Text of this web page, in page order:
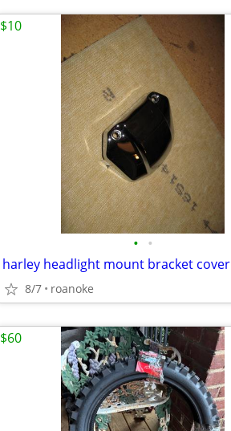
• •
harley headlight mount bracket cover
8/7 roanoke
$10
$60